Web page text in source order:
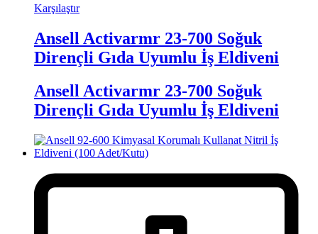
Karşılaştır
Ansell Activarmr 23-700 Soğuk
Dirençli Gıda Uyumlu İş Eldiveni
Ansell Activarmr 23-700 Soğuk
Dirençli Gıda Uyumlu İş Eldiveni